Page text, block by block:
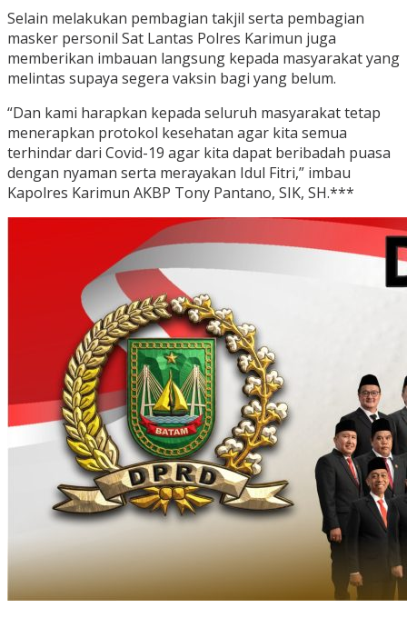
Selain melakukan pembagian takjil serta pembagian
masker personil Sat Lantas Polres Karimun juga
memberikan imbauan langsung kepada masyarakat yang
melintas supaya segera vaksin bagi yang belum.
“Dan kami harapkan kepada seluruh masyarakat tetap
menerapkan protokol kesehatan agar kita semua
terhindar dari Covid-19 agar kita dapat beribadah puasa
dengan nyaman serta merayakan Idul Fitri,” imbau
Kapolres Karimun AKBP Tony Pantano, SIK, SH.***